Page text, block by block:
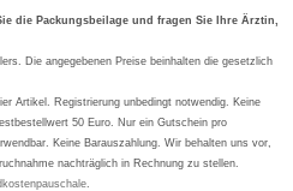
die Packungsbeilage und fragen Sie Ihre Ärztin,
Die angegebenen Preise beinhalten die gesetzlich
Artikel. Registrierung unbedingt notwendig. Keine
50 Euro. Nur ein Gutschein pro
Keine Barauszahlung. Wir behalten uns vor,
nachträglich in Rechnung zu stellen.